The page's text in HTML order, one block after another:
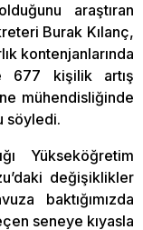
araştıran
Burak Kılanç,
kontenjanlarında
677 kişilik artış
mühendisliğinde
söyledi.
Yükseköğretim
değişiklikler
baktığımızda
seneye kıyasla